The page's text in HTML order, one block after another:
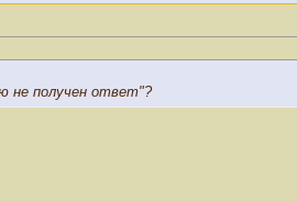
не получен ответ"?